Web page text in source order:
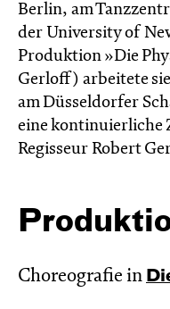
Berlin, am
der University of
Produktion »Die
Gerloff) arbeitete
am Düsseldorfer
eine kontinuierliche
Regisseur Robert
Choreografie in